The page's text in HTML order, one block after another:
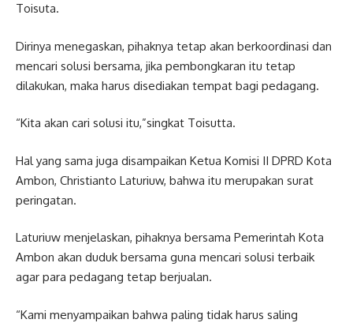
Toisuta.
Dirinya menegaskan, pihaknya tetap akan berkoordinasi dan
mencari solusi bersama, jika pembongkaran itu tetap
dilakukan, maka harus disediakan tempat bagi pedagang.
“Kita akan cari solusi itu,”singkat Toisutta.
Hal yang sama juga disampaikan Ketua Komisi II DPRD Kota
Ambon, Christianto Laturiuw, bahwa itu merupakan surat
peringatan.
Laturiuw menjelaskan, pihaknya bersama Pemerintah Kota
Ambon akan duduk bersama guna mencari solusi terbaik
agar para pedagang tetap berjualan.
“Kami menyampaikan bahwa paling tidak harus saling